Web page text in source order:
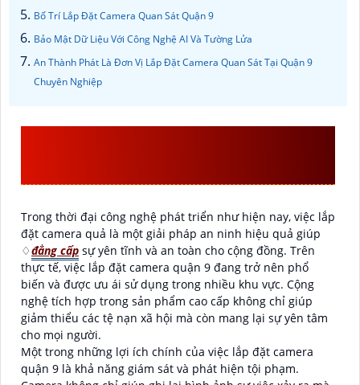
Bố Trí Lắp Đặt Camera Quan Sát Quận 9
Bảo Mật Dữ Liệu Với Công Nghệ AI Và Tường Lửa
An Thành Phát Là Đơn Vị Lắp Đặt Camera Quan Sát Tại Quận 9
Chuyên Nghiệp
Trong thời đại công nghệ phát triển như hiện nay, việc lắp
đặt camera quả là một giải pháp an ninh hiệu quả giúp
♢đẳng cấp sự yên tĩnh và an toàn cho cộng đồng. Trên
thực tế, việc lắp đặt camera quận 9 đang trở nên phổ
biến và được ưu ái sử dụng trong nhiều khu vực. Cộng
nghệ tích hợp trong sản phẩm cao cấp không chỉ giúp
giảm thiểu các tệ nạn xã hội mà còn mang lại sự yên tâm
cho mọi người.
Một trong những lợi ích chính của việc lắp đặt camera
quận 9 là khả năng giám sát và phát hiện tội phạm.